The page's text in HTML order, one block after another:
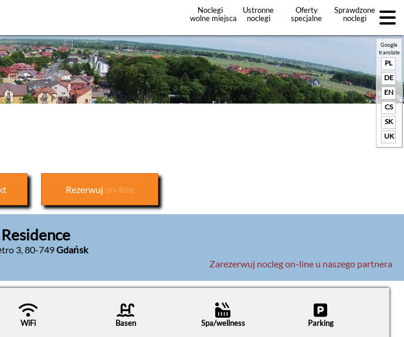
Noclegi
wolne miejsca
Ustronne
noclegi
Oferty
specjalne
Sprawdzone
noclegi
+Dodaj
Google
translate
PL
DE
EN
CS
SK
UK
Rezerwuj on-line
3,80-749Gdańsk
Zarezerwuj nocleg on-line u naszego partnera
WiFi Basen Spa/wellness Parking